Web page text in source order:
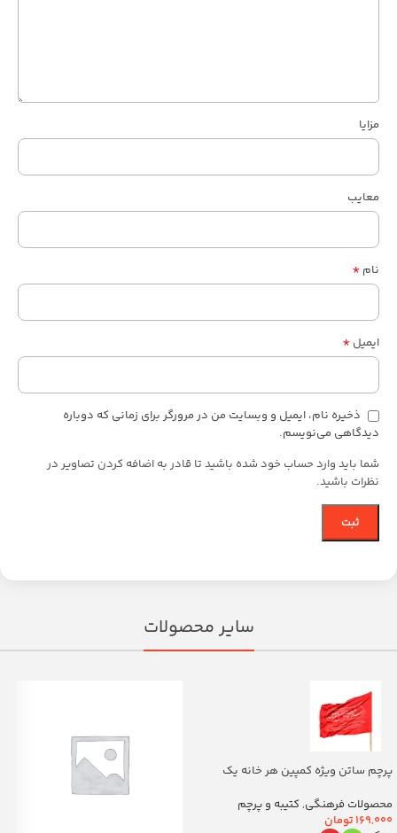
مزایا
معایب
نام *
ایمیل *
ذخیره نام، ایمیل و وبسایت من در مرورگر برای زمانی که دوباره
دیدگاهی می‌نویسم.
شما باید وارد حساب خود شده باشید تا قادر به اضافه کردن تصاویر در
نظرات باشید.
سایر محصولات
پرچم ساتن ویژه کمپین هر خانه یک
(700263)vمحصولات فرهنگی, کتیبه و پرچم
169,000تومان